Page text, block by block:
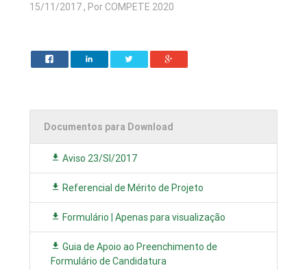
15/11/2017 , Por COMPETE 2020
Documentos para Download
Aviso 23/SI/2017
Referencial de Mérito de Projeto
Formulário | Apenas para visualização
Guia de Apoio ao Preenchimento de
Formulário de Candidatura